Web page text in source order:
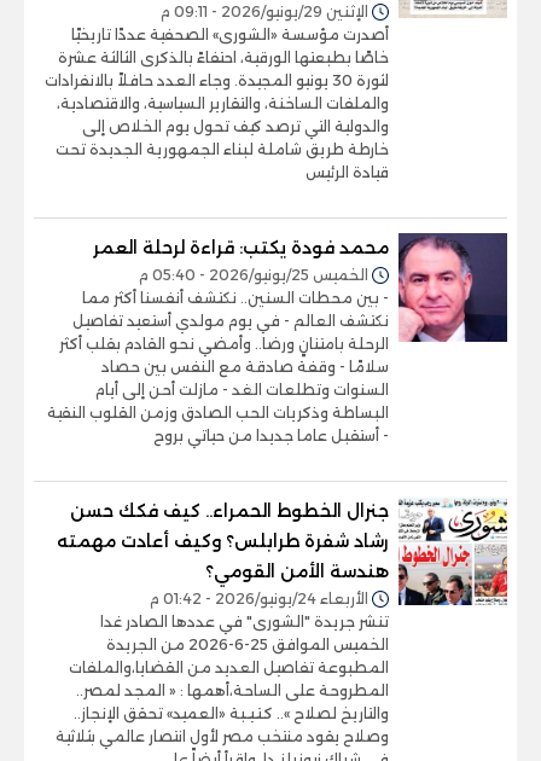
الإثنين 29/يونيو/2026 - 09:11 م
أصدرت مؤسسة «الشورى» الصحفية عددًا تاريخيًا
خاصًا بطبعتها الورقية، احتفاءً بالذكرى الثالثة عشرة
لثورة 30 يونيو المجيدة. وجاء العدد حافلاً بالانفرادات
والملفات الساخنة، والتقارير السياسية، والاقتصادية،
والدولية التي ترصد كيف تحول يوم الخلاص إلى
خارطة طريق شاملة لبناء الجمهورية الجديدة تحت
قيادة الرئيس
محمد فودة يكتب: قراءة لرحلة العمر
الخميس 25/يونيو/2026 - 05:40 م
- بين محطات السنين.. نكتشف أنفسنا أكثر مما
نكتشف العالم - في يوم مولدي أستعيد تفاصيل
الرحلة بامتنانٍ ورضا.. وأمضي نحو القادم بقلب أكثر
سلامًا - وقفة صادقة مع النفس بين حصاد
السنوات وتطلعات الغد - مازلت أحن إلى أيام
البساطة وذكريات الحب الصادق وزمن القلوب النقية
- أستقبل عاما جديدا من حياتي بروح
جنرال الخطوط الحمراء.. كيف فكك حسن
رشاد شفرة طرابلس؟ وكيف أعادت مهمته
هندسة الأمن القومي؟
الأربعاء 24/يونيو/2026 - 01:42 م
تنشر جريدة "الشورى" في عددها الصادر غدا
الخميس الموافق 25-6-2026 من الجريدة
المطبوعة تفاصيل العديد من القضايا،والملفات
المطروحة على الساحة،أهمها : « المجد لمصر..
والتاريخ لصلاح ».. كـتـيـبة «العميد» تحقق الإنجاز..
وصلاح يقود منتخب مصر لأول انتصار عالمي بثلاثية